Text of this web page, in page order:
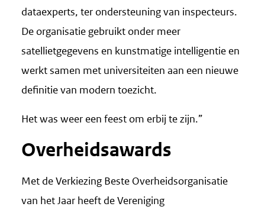
dataexperts, ter ondersteuning van inspecteurs.
De organisatie gebruikt onder meer
satellietgegevens en kunstmatige intelligentie en
werkt samen met universiteiten aan een nieuwe
definitie van modern toezicht.
Het was weer een feest om erbij te zijn.”
Overheidsawards
Met de Verkiezing Beste Overheidsorganisatie
van het Jaar heeft de Vereniging